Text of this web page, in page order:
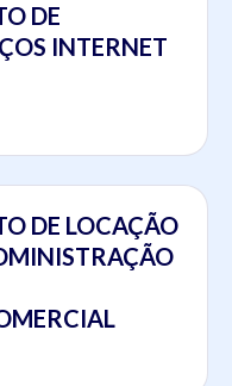
DE
INTERNET
DE LOCAÇÃO